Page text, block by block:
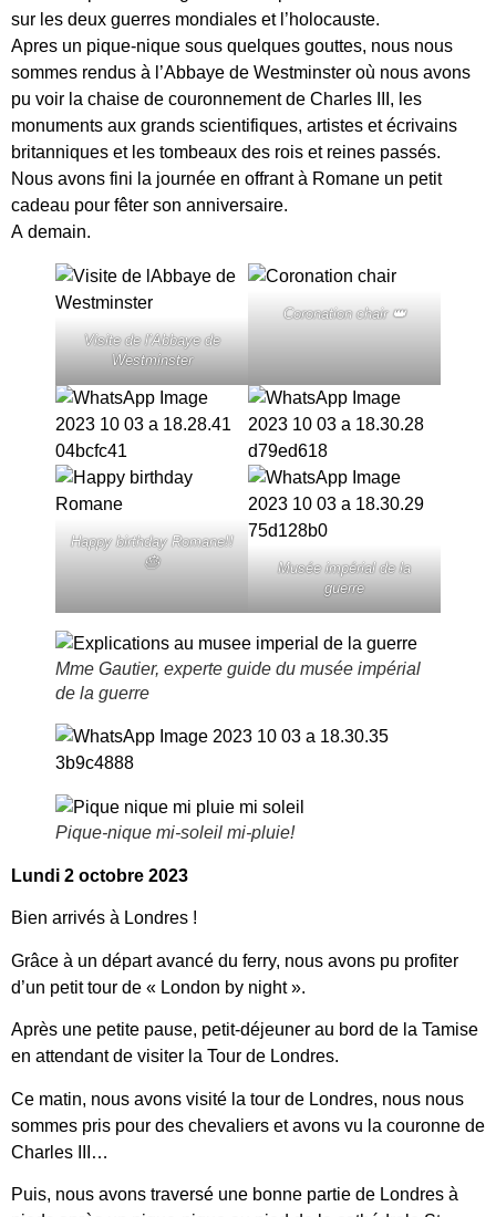
sur les deux guerres mondiales et l’holocauste.
Apres un pique-nique sous quelques gouttes, nous nous
sommes rendus à l’Abbaye de Westminster où nous avons
pu voir la chaise de couronnement de Charles III, les
monuments aux grands scientifiques, artistes et écrivains
britanniques et les tombeaux des rois et reines passés.
Nous avons fini la journée en offrant à Romane un petit
cadeau pour fêter son anniversaire.
A demain.
Visite de l’Abbaye de
Westminster
Coronation chair 👑
Happy birthday Romane!!
🎂
Musée impérial de la
guerre
Mme Gautier, experte guide du musée impérial
de la guerre
Pique-nique mi-soleil mi-pluie!
Lundi 2 octobre 2023
Bien arrivés à Londres !
Grâce à un départ avancé du ferry, nous avons pu profiter
d’un petit tour de « London by night ».
Après une petite pause, petit-déjeuner au bord de la Tamise
en attendant de visiter la Tour de Londres.
Ce matin, nous avons visité la tour de Londres, nous nous
sommes pris pour des chevaliers et avons vu la couronne de
Charles III…
Puis, nous avons traversé une bonne partie de Londres à